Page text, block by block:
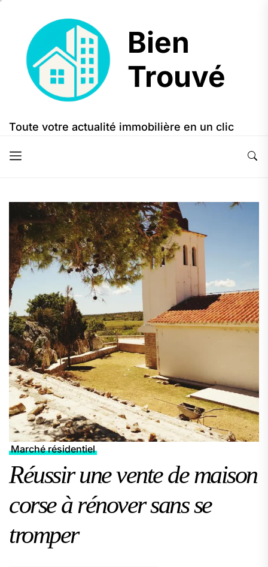
content
Bien
Trouvé
Bien
Trouvé
Toute votre actualité immobilière en un clic
Marché résidentiel
Réussir une vente de maison
corse à rénover sans se
tromper